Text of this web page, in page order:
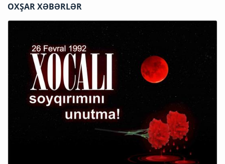
OXŞAR XƏBƏRLƏR